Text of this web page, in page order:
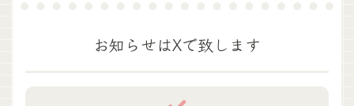
お知らせはXで致します